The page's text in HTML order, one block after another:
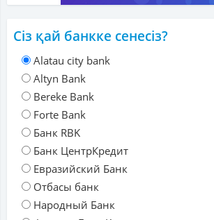
Сіз қай банкке сенесіз?
Alatau city bank
Altyn Bank
Bereke Bank
Forte Bank
Банк RBK
Банк ЦентрКредит
Евразийский Банк
Отбасы банк
Народный Банк